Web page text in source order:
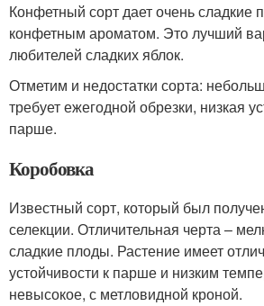
Конфетный сорт дает очень сладкие
конфетным ароматом. Это лучший
любителей сладких яблок.
Отметим и недостатки сорта:
требует ежегодной обрезки, низкая
парше.
Коробовка
Известный сорт, который был
селекции. Отличительная черта –
сладкие плоды. Растение имеет
устойчивости к парше и низким
невысокое, с метловидной кроной.